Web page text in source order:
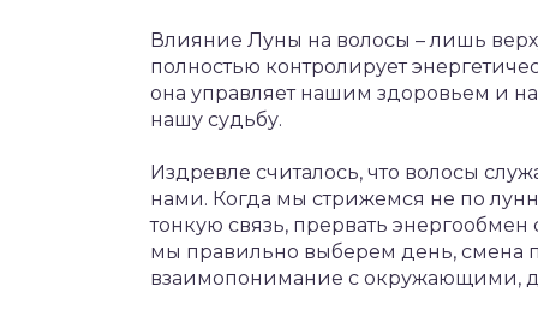
Влияние Луны на волосы – лишь
полностью контролирует
она управляет нашим здоровьем и
нашу судьбу.
Издревле считалось, что волосы
нами. Когда мы стрижемся не по
тонкую связь, прервать энергообмен
мы правильно выберем день, смена
взаимопонимание с окружающими,